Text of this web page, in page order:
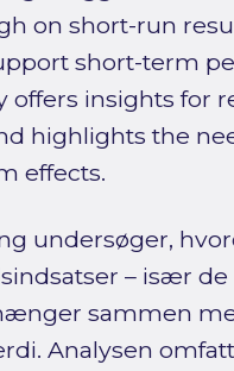
on short-run
short-term
offers insights for
highlights the
effects.
undersøger,
– især de
sammen
Analysen